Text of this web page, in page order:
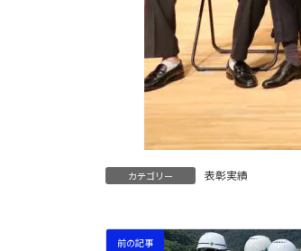
カテゴリー 表彰実績
前の記事